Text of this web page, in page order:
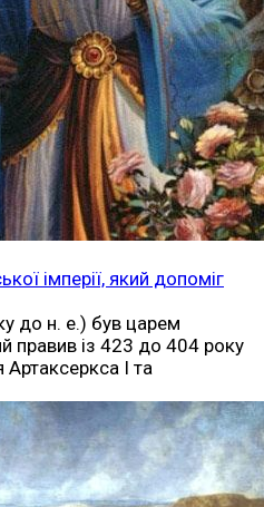
імперії, який допоміг
до н. е.) був царем
правив із 423 до 404 року
Артаксеркса I та